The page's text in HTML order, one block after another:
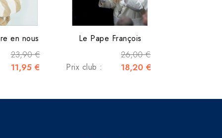
en nous
23,90 €
11,95 €
Le Pape François
26,00 €
Prix club : 18,20 €